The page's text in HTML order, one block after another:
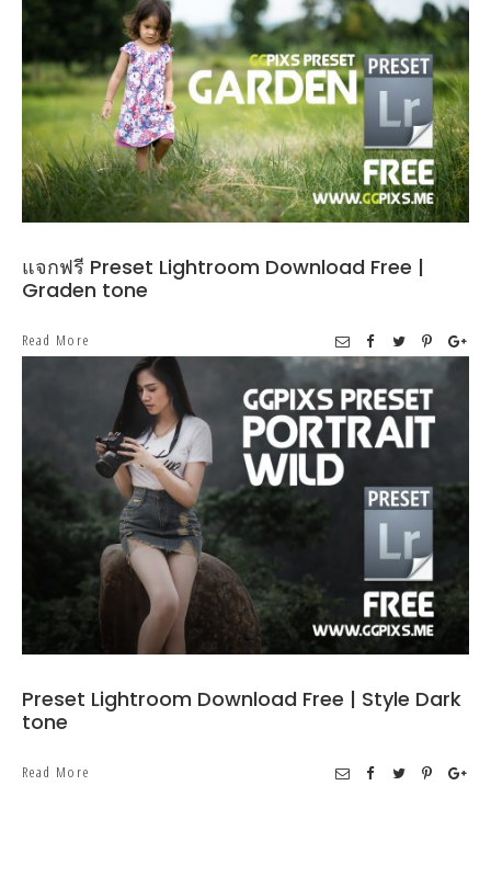
แจกฟรี Preset Lightroom Download Free |
Graden tone
Read More
Preset Lightroom Download Free | Style Dark
tone
Read More